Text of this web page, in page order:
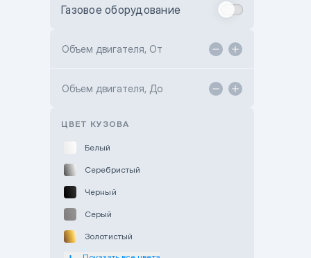
Toyota Kokshetau
Hyundai ShymCity
Газовое оборудование
Объем двигателя, От
Объем двигателя, До
ЦВЕТ КУЗОВА
Белый
Серебристый
Черный
Серый
Золотистый